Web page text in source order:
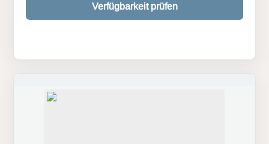
Verfügbarkeit prüfen